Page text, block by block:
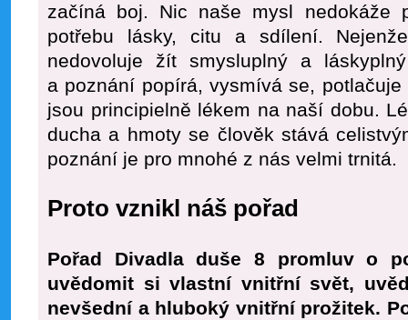
začíná boj. Nic naše mysl nedokáže
potřebu lásky, citu a sdílení.
nedovoluje žít smysluplný a
a poznání popírá, vysmívá se,
jsou principielně lékem na naší dobu.
ducha a hmoty se člověk stává
poznání je pro mnohé z nás velmi trnitá.
Proto vznikl náš pořad
Pořad Divadla duše 8 promluv o
uvědomit si vlastní vnitřní svět,
nevšední a hluboký vnitřní prožitek.